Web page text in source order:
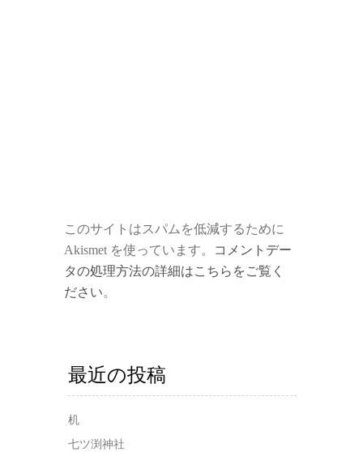
このサイトはスパムを低減するために
Akismet を使っています。
コメントデー
タの処理方法の詳細はこちらをご覧く
ださい。
最近の投稿
机
七ツ渕神社